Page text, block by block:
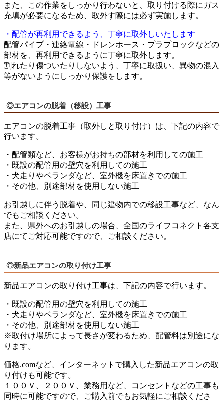
また、この作業をしっかり行わないと、取り付ける際にガス
充填が必要になるため、取外す際には必ず実施します。
・配管が再利用できるよう、丁寧に取外しいたします
配管パイプ・連絡電線・ドレンホース・プラプロックなどの
部材を、再利用できるように丁寧に取外します。
割れたり傷ついたりしないよう、丁寧に取扱い、異物の混入
等がないようにしっかり保護をします。
◎エアコンの脱着（移設）工事
エアコンの脱着工事（取外しと取り付け）は、下記の内容で
行います。
・配管類など、お客様がお持ちの部材を利用しての施工
・既設の配管用の壁穴を利用しての施工
・犬走りやベランダなど、室外機を床置きでの施工
・その他、別途部材を使用しない施工
お引越しに伴う脱着や、同じ建物内での移設工事など、なん
でもご相談ください。
また、県外へのお引越しの場合、全国のライフコネクト各支
店にてご対応可能ですので、ご相談ください。
◎新品エアコンの取り付け工事
新品エアコンの取り付け工事は、下記の内容で行います。
・既設の配管用の壁穴を利用しての施工
・犬走りやベランダなど、室外機を床置きでの施工
・その他、別途部材を使用しない施工
※取付け場所によって長さが変わるため、配管料は別途にな
ります。
価格.comなど、インターネットで購入した新品エアコンの取
り付けも可能です。
１００Ｖ、２００Ｖ、業務用など、コンセントなどの工事も
同時に可能ですので、ご購入前でもお気軽にご相談くださ